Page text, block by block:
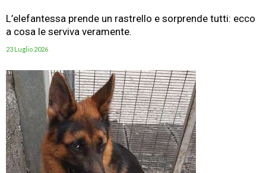
L’elefantessa prende un rastrello e sorprende tutti: ecco
a cosa le serviva veramente.
23 Luglio 2026